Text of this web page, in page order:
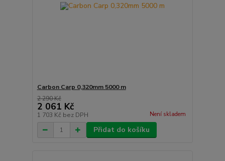
Carbon Carp 0,320mm 5000 m
2 290 Kč
2 061 Kč
1 703 Kč bez DPH Není skladem
Přidat do košíku